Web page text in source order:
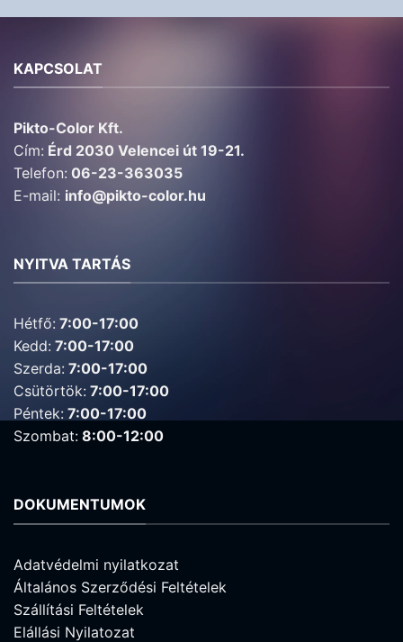
KAPCSOLAT
Pikto-Color Kft.
Cím: Érd 2030 Velencei út 19-21.
Telefon: 06-23-363035
E-mail: info@pikto-color.hu
NYITVA TARTÁS
Hétfő: 7:00-17:00
Kedd: 7:00-17:00
Szerda: 7:00-17:00
Csütörtök: 7:00-17:00
Péntek: 7:00-17:00
Szombat: 8:00-12:00
DOKUMENTUMOK
Adatvédelmi nyilatkozat
Általános Szerződési Feltételek
Szállítási Feltételek
Elállási Nyilatozat